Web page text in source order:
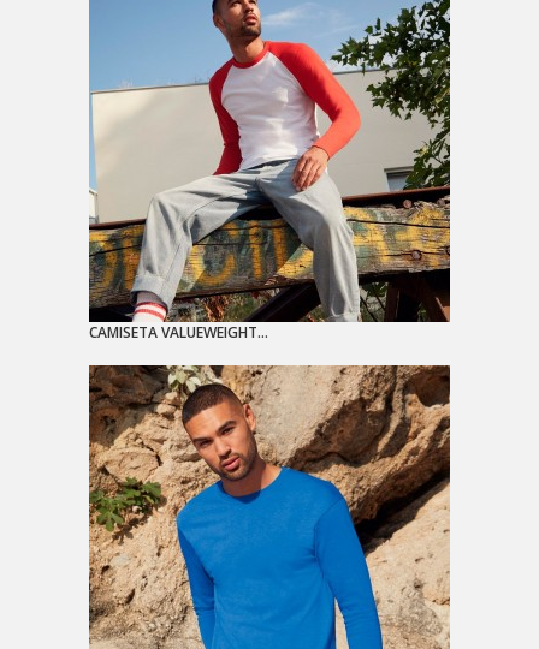
CAMISETA VALUEWEIGHT...